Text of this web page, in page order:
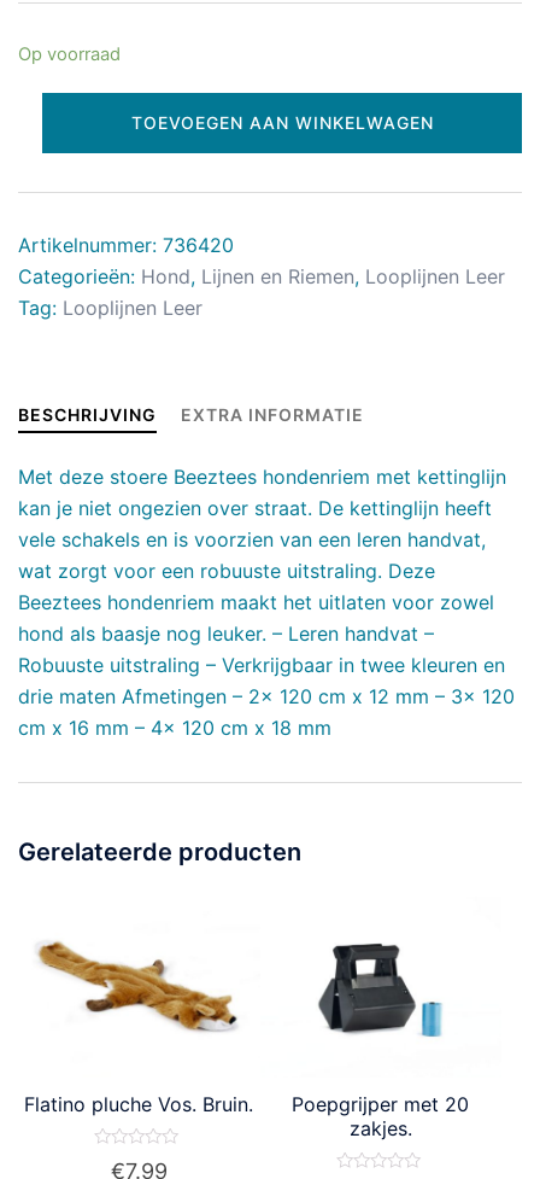
Op voorraad
TOEVOEGEN AAN WINKELWAGEN
Artikelnummer: 736420
Categorieën: Hond, Lijnen en Riemen, Looplijnen Leer
Tag: Looplijnen Leer
BESCHRIJVING EXTRA INFORMATIE
Met deze stoere Beeztees hondenriem met kettinglijn
kan je niet ongezien over straat. De kettinglijn heeft
vele schakels en is voorzien van een leren handvat,
wat zorgt voor een robuuste uitstraling. Deze
Beeztees hondenriem maakt het uitlaten voor zowel
hond als baasje nog leuker. – Leren handvat –
Robuuste uitstraling – Verkrijgbaar in twee kleuren en
drie maten Afmetingen – 2x 120 cm x 12 mm – 3x 120
cm x 16 mm – 4x 120 cm x 18 mm
Gerelateerde producten
Flatino pluche Vos. Bruin.
Waardering
€7.99
Poepgrijper met 20
zakjes.